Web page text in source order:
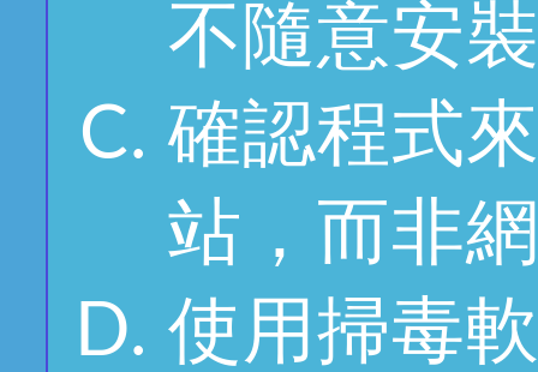
不隨意安
確認程式
站，而非
使用掃毒